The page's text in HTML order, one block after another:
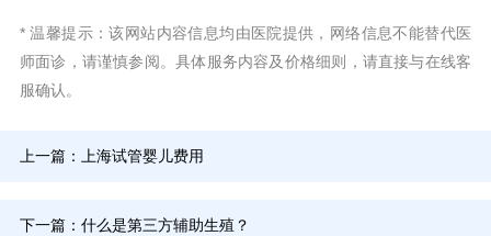
* 温馨提示：该网站内容信息均由医院提供，网络信息不能替代医
师面诊，请谨慎参阅。具体服务内容及价格细则，请直接与在线客
服确认。
上一篇： 上海试管婴儿费用
下一篇： 什么是第三方辅助生殖？